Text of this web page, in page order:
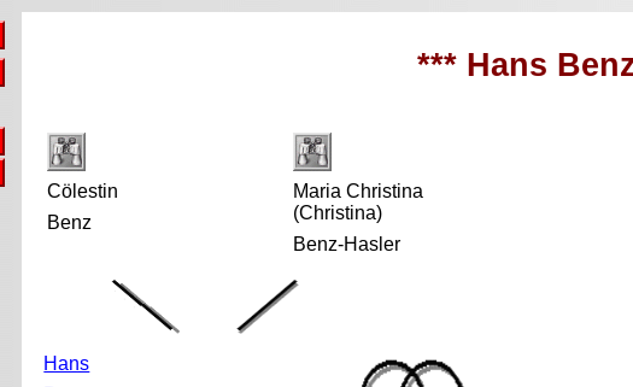
*** Hans
Cölestin
Benz
Maria Christina
(Christina)
Benz-Hasler
Hans